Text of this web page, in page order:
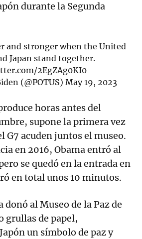
durante la Segunda
and stronger when the United
Japan stand together.
2EgZAg0KI0
(@POTUS) May 19, 2023
horas antes del
supone la primera vez
G7 acuden juntos el museo.
en 2016, Obama entró al
se quedó en la entrada en
en total unos 10 minutos.
donó al Museo de la Paz de
grullas de papel,
un símbolo de paz y